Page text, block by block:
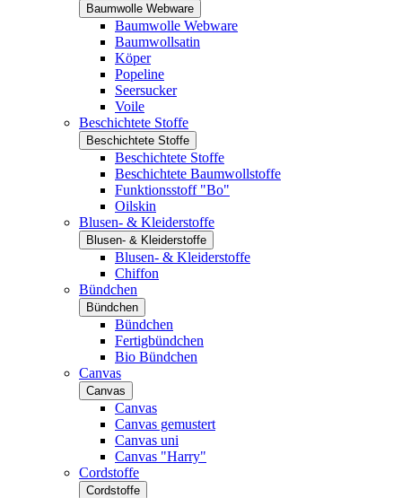
Baumwolle Webware
Baumwolle Webware
Baumwollsatin
Köper
Popeline
Seersucker
Voile
Beschichtete Stoffe
Beschichtete Stoffe
Beschichtete Stoffe
Beschichtete Baumwollstoffe
Funktionsstoff "Bo"
Oilskin
Blusen- & Kleiderstoffe
Blusen- & Kleiderstoffe
Blusen- & Kleiderstoffe
Chiffon
Bündchen
Bündchen
Bündchen
Fertigbündchen
Bio Bündchen
Canvas
Canvas
Canvas
Canvas gemustert
Canvas uni
Canvas "Harry"
Cordstoffe
Cordstoffe